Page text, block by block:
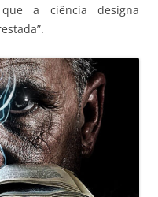
a ciência designa